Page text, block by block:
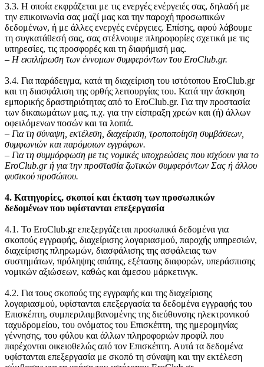
3.3. Η οποία εκφράζεται με τις ενεργές ενέργειές σας, δηλαδή με
την επικοινωνία σας μαζί μας και την παροχή προσωπικών
δεδομένων, ή με άλλες ενεργές ενέργειες. Επίσης, αφού λάβουμε
τη συγκατάθεσή σας, σας στέλνουμε πληροφορίες σχετικά με τις
υπηρεσίες, τις προσφορές και τη διαφήμισή μας.
‒ Η εκπλήρωση των έννομων συμφερόντων του EroClub.gr.
3.4. Για παράδειγμα, κατά τη διαχείριση του ιστότοπου EroClub.gr
και τη διασφάλιση της ορθής λειτουργίας του. Κατά την άσκηση
εμπορικής δραστηριότητας από το EroClub.gr. Για την προστασία
των δικαιωμάτων μας, π.χ. για την είσπραξη χρεών και (ή) άλλων
οφειλόμενων ποσών και τα λοιπά.
‒ Για τη σύναψη, εκτέλεση, διαχείριση, τροποποίηση συμβάσεων,
συμφωνιών και παρόμοιων εγγράφων.
‒ Για τη συμμόρφωση με τις νομικές υποχρεώσεις που ισχύουν για το
EroClub.gr ή για την προστασία ζωτικών συμφερόντων Σας ή άλλου
φυσικού προσώπου.
4. Κατηγορίες, σκοποί και έκταση των προσωπικών
δεδομένων που υφίστανται επεξεργασία
4.1. Το EroClub.gr επεξεργάζεται προσωπικά δεδομένα για
σκοπούς εγγραφής, διαχείρισης λογαριασμού, παροχής υπηρεσιών,
διαχείρισης πληρωμών, διασφάλισης της ασφάλειας των
συστημάτων, πρόληψης απάτης, εξέτασης διαφορών, υπεράσπισης
νομικών αξιώσεων, καθώς και άμεσου μάρκετινγκ.
4.2. Για τους σκοπούς της εγγραφής και της διαχείρισης
λογαριασμού, υφίστανται επεξεργασία τα δεδομένα εγγραφής του
Επισκέπτη, συμπεριλαμβανομένης της διεύθυνσης ηλεκτρονικού
ταχυδρομείου, του ονόματος του Επισκέπτη, της ημερομηνίας
γέννησης, του φύλου και άλλων πληροφοριών προφίλ που
παρέχονται οικειοθελώς από τον Επισκέπτη. Αυτά τα δεδομένα
υφίστανται επεξεργασία με σκοπό τη σύναψη και την εκτέλεση